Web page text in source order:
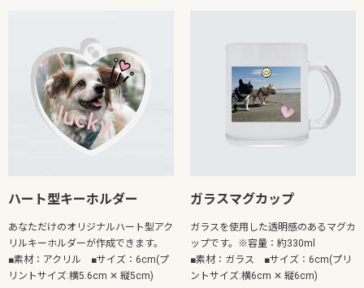
ハート型キーホルダー
あなただけのオリジナルハート型アク
リルキーホルダーが作成できます。
■素材：アクリル ■サイズ：6cm(プ
リントサイズ:横5.6cm ✕ 縦5cm)
ガラスマグカップ
ガラスを使用した透明感のあるマグカ
ップです。※容量：約330ml
■素材：ガラス ■サイズ：6cm(プリ
ントサイズ:横6cm ✕ 縦6cm)